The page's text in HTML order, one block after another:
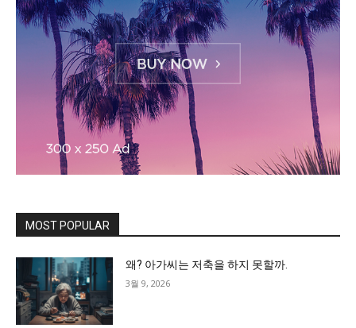
MOST POPULAR
왜? 아가씨는 저축을 하지 못할까.
3월 9, 2026